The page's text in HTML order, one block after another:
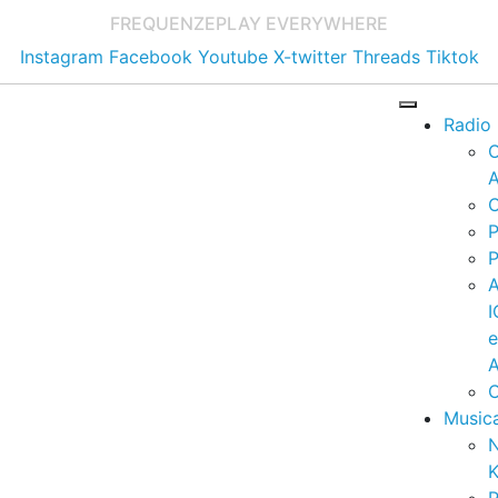
FREQUENZEPLAY EVERYWHERE
Instagram Facebook Youtube X-twitter Threads Tiktok
Radio
e